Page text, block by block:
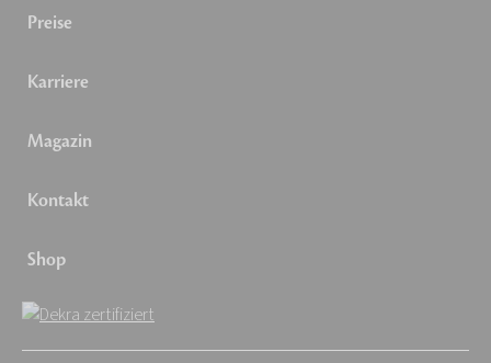
Preise
Karriere
Magazin
Kontakt
Shop